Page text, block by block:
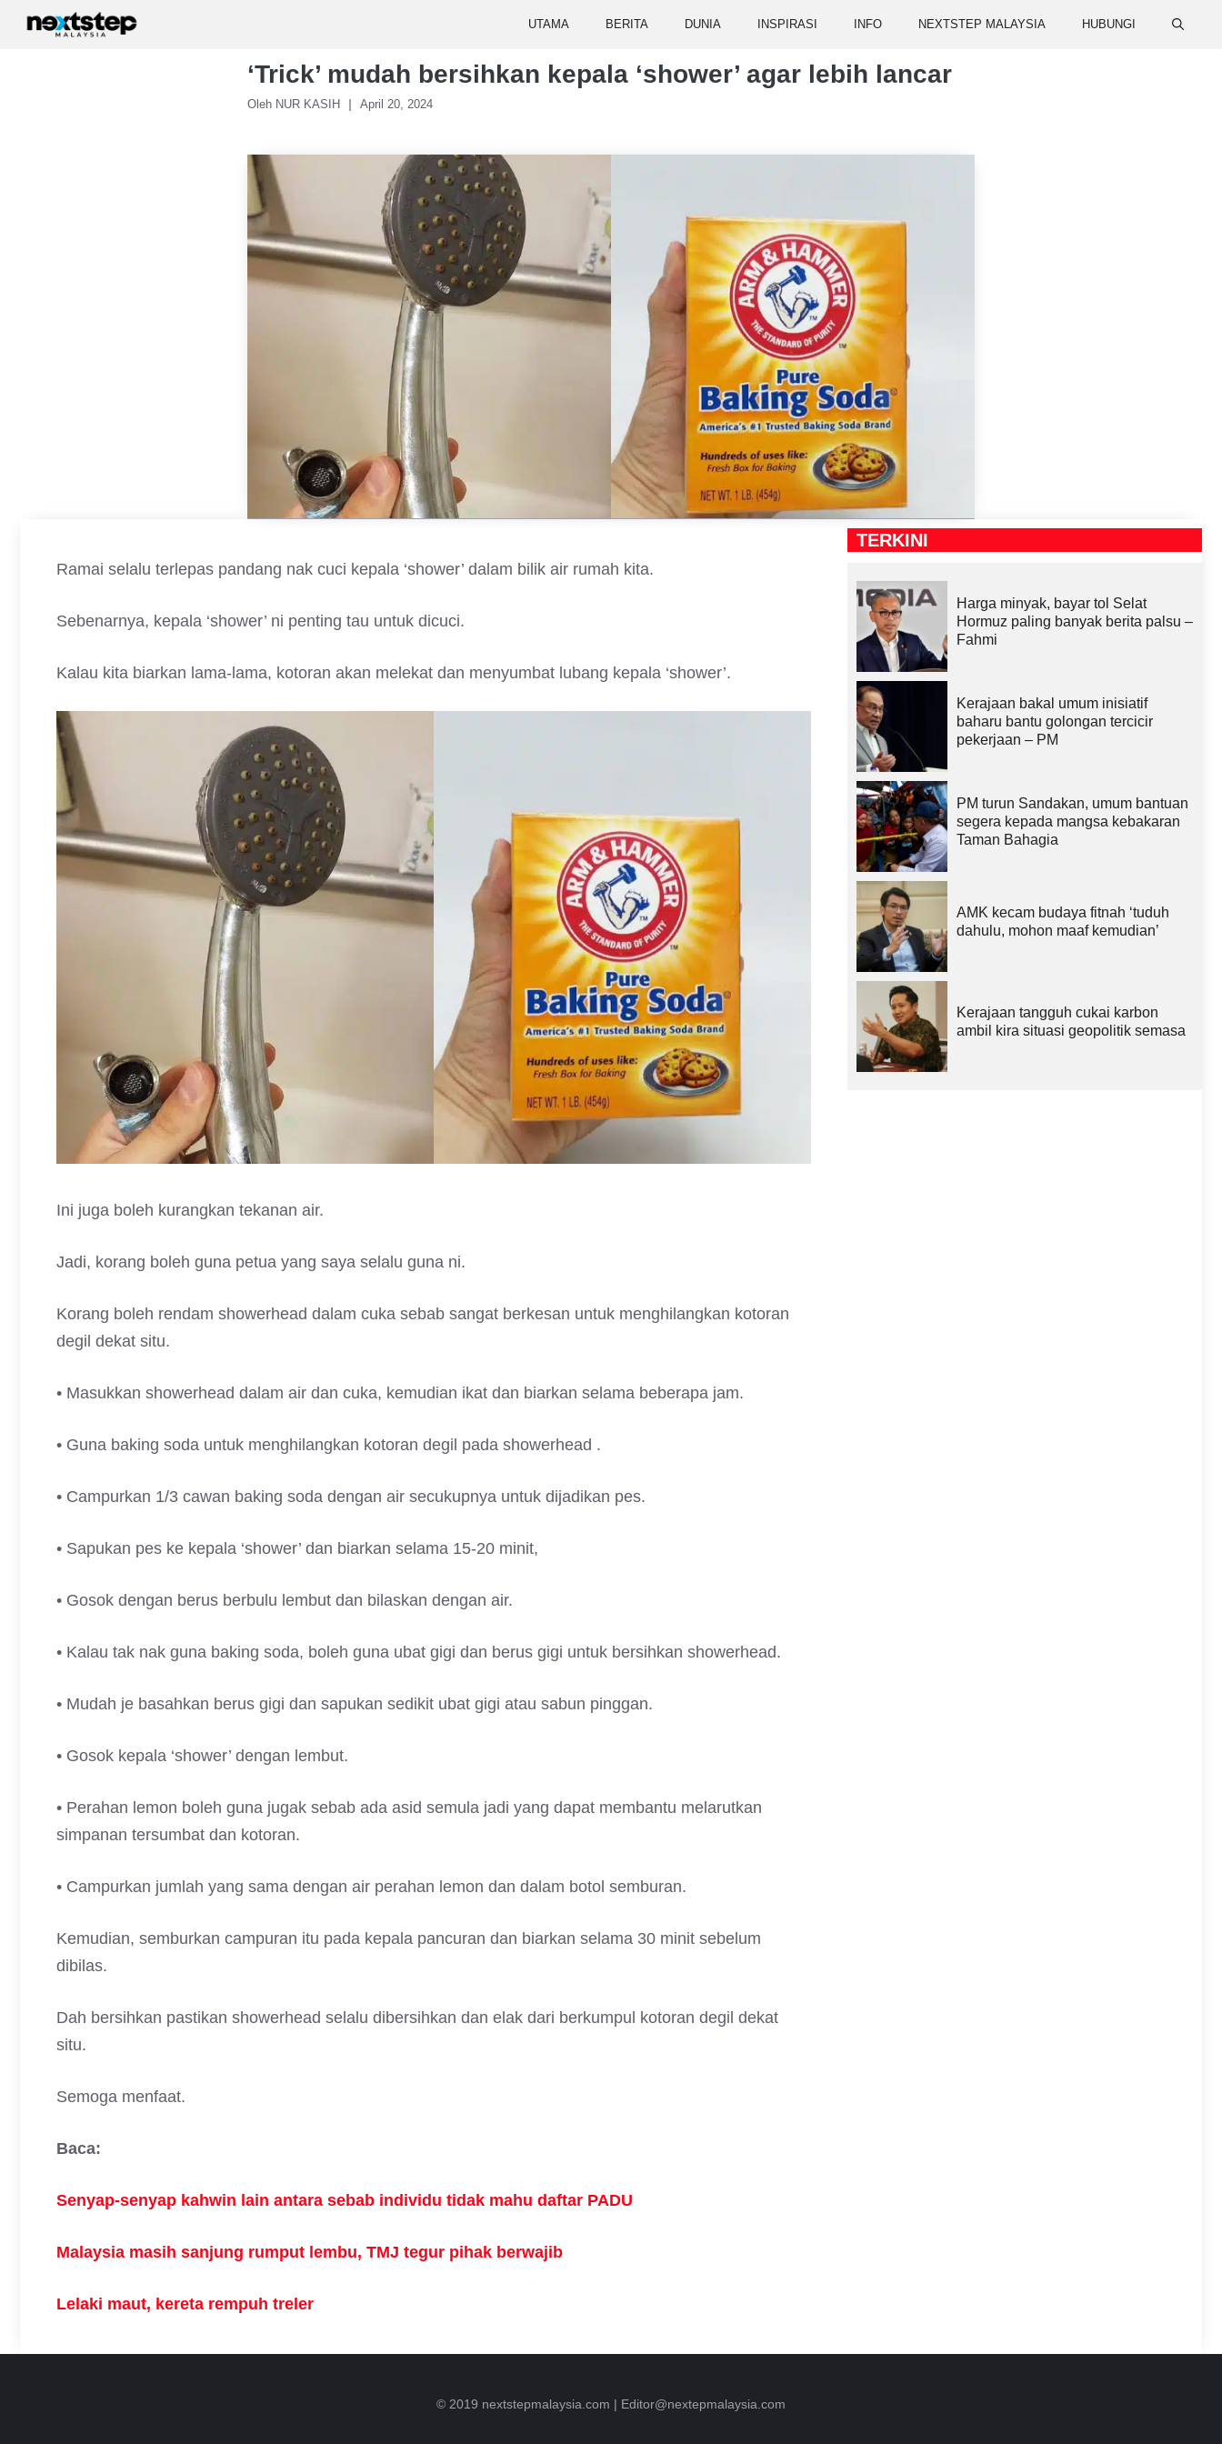
Skip
UTAMA BERITA DUNIA INSPIRASI INFO NEXTSTEP MALAYSIA HUBUNGI
‘Trick’ mudah bersihkan kepala ‘shower’ agar lebih lancar
Oleh NUR KASIH April 20, 2024
Ramai selalu terlepas pandang nak cuci kepala ‘shower’ dalam bilik air rumah kita.
Sebenarnya, kepala ‘shower’ ni penting tau untuk dicuci.
Kalau kita biarkan lama-lama, kotoran akan melekat dan menyumbat lubang kepala ‘shower’.
Ini juga boleh kurangkan tekanan air.
Jadi, korang boleh guna petua yang saya selalu guna ni.
Korang boleh rendam showerhead dalam cuka sebab sangat berkesan untuk menghilangkan kotoran
degil dekat situ.
• Masukkan showerhead dalam air dan cuka, kemudian ikat dan biarkan selama beberapa jam.
• Guna baking soda untuk menghilangkan kotoran degil pada showerhead .
• Campurkan 1/3 cawan baking soda dengan air secukupnya untuk dijadikan pes.
• Sapukan pes ke kepala ‘shower’ dan biarkan selama 15-20 minit,
• Gosok dengan berus berbulu lembut dan bilaskan dengan air.
• Kalau tak nak guna baking soda, boleh guna ubat gigi dan berus gigi untuk bersihkan showerhead.
• Mudah je basahkan berus gigi dan sapukan sedikit ubat gigi atau sabun pinggan.
• Gosok kepala ‘shower’ dengan lembut.
• Perahan lemon boleh guna jugak sebab ada asid semula jadi yang dapat membantu melarutkan
simpanan tersumbat dan kotoran.
• Campurkan jumlah yang sama dengan air perahan lemon dan dalam botol semburan.
Kemudian, semburkan campuran itu pada kepala pancuran dan biarkan selama 30 minit sebelum
dibilas.
Dah bersihkan pastikan showerhead selalu dibersihkan dan elak dari berkumpul kotoran degil dekat
situ.
Semoga menfaat.
Baca:
Senyap-senyap kahwin lain antara sebab individu tidak mahu daftar PADU
Malaysia masih sanjung rumput lembu, TMJ tegur pihak berwajib
Lelaki maut, kereta rempuh treler
TERKINI
Harga minyak, bayar tol Selat
Hormuz paling banyak berita palsu –
Fahmi
Kerajaan bakal umum inisiatif
baharu bantu golongan tercicir
pekerjaan – PM
PM turun Sandakan, umum bantuan
segera kepada mangsa kebakaran
Taman Bahagia
AMK kecam budaya fitnah ‘tuduh
dahulu, mohon maaf kemudian’
Kerajaan tangguh cukai karbon
ambil kira situasi geopolitik semasa
© 2019 nextstepmalaysia.com | Editor@nextepmalaysia.com